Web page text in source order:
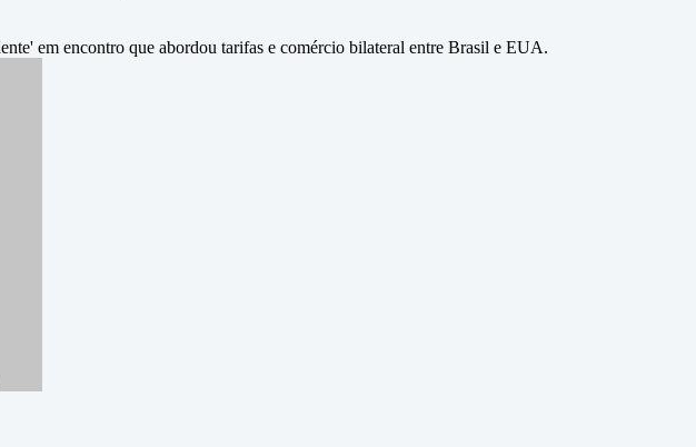
em encontro que abordou tarifas e comércio bilateral entre Brasil e EUA.